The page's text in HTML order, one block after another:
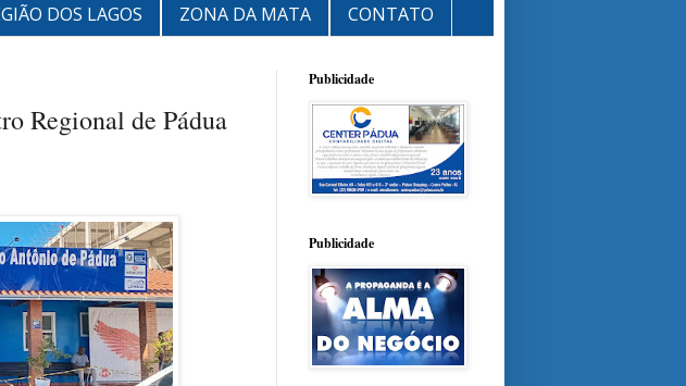
DOS LAGOS ZONA DA MATA CONTATO
Regional de Pádua
Publicidade
Publicidade